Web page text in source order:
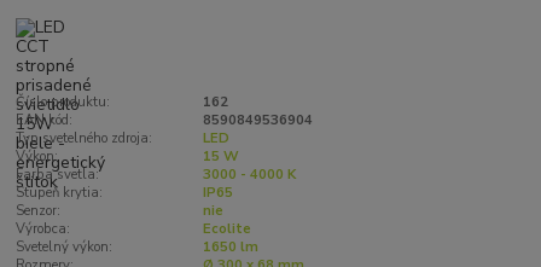
Číslo produktu:
162
EAN kód:
8590849536904
Typ svetelného zdroja:
LED
Výkon:
15 W
Farba svetla:
3000 - 4000 K
Stupeň krytia:
IP65
Senzor:
nie
Výrobca:
Ecolite
Svetelný výkon:
1650 lm